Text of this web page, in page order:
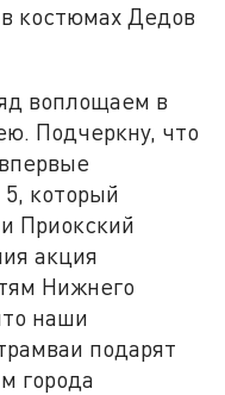
костюмах Дедов
воплощаем в
Подчеркну, что
который
Приокский
акция
Нижнего
наши
подарят
города